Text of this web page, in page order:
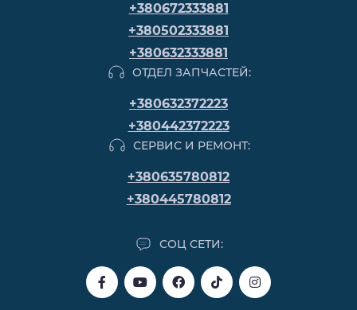
+380672333881
+380502333881
+380632333881
ОТДЕЛ ЗАПЧАСТЕЙ:
+380632372223
+380442372223
СЕРВИС И РЕМОНТ:
+380635780812
+380445780812
СОЦ СЕТИ: